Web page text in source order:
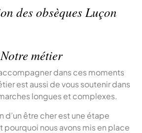
des obsèques Luçon
Notre métier
dans ces moments
est aussi de vous soutenir dans
longues et complexes.
d’un être cher est une étape
pourquoi nous avons mis en place